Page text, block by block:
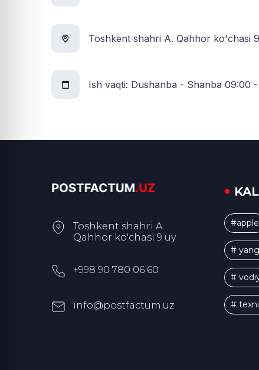
Toshkent shahri A. Qahhor ko'chasi
Ish vaqti: Dushanba - Shanba 09:00 -
Toshkent shahri A.
Qahhor ko'chasi 9 uy
+998 90 780 06 60
info@postfactum.uz
#apple
#
#
#